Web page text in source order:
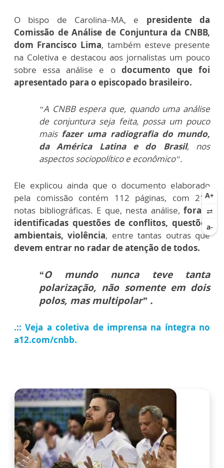
O bispo de Carolina–MA, e presidente da
Comissão de Análise de Conjuntura da CNBB,
dom Francisco Lima, também esteve presente
na Coletiva e destacou aos jornalistas um pouco
sobre essa análise e o documento que foi
apresentado para o episcopado brasileiro.
“A CNBB espera que, quando uma análise
de conjuntura seja feita, possa um pouco
mais fazer uma radiografia do mundo,
da América Latina e do Brasil, nos
aspectos sociopolítico e econômico”.
Ele explicou ainda que o documento elaborado
pela comissão contém 112 páginas, com 213
notas bibliográficas. E que, nesta análise, foram
identificadas questões de conflitos, questões
ambientais, violência, entre tantas outras que
devem entrar no radar de atenção de todos.
“O mundo nunca teve tanta
polarização, não somente em dois
polos, mas multipolar” .
.:: Veja a coletiva de imprensa na íntegra no
a12.com/cnbb.